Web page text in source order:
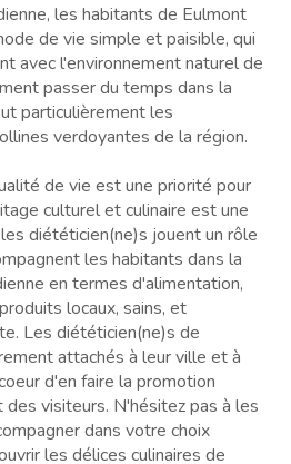
les habitants de Eulmont
de vie simple et paisible, qui
avec l'environnement naturel de
passer du temps dans la
particulièrement les
verdoyantes de la région.
de vie est une priorité pour
culturel et culinaire est une
diététicien(ne)s jouent un rôle
les habitants dans la
en termes d'alimentation,
locaux, sains, et
Les diététicien(ne)s de
attachés à leur ville et à
d'en faire la promotion
visiteurs. N'hésitez pas à les
dans votre choix
les délices culinaires de